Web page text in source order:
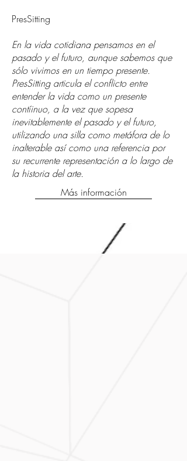
PresSitting
En la vida cotidiana pensamos en el
pasado y el futuro, aunque sabemos que
sólo vivimos en un tiempo presente.
PresSitting articula el conflicto entre
entender la vida como un presente
contíinuo, a la vez que sopesa
inevitablemente el pasado y el futuro,
utilizando una silla como metáfora de lo
inalterable así como una referencia por
su recurrente representación a lo largo de
la historia del arte.
Más información